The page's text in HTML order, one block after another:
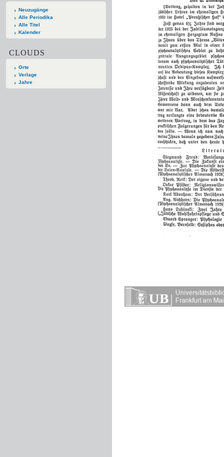
Neuzugänge
Alle Periodika
Alle Titel
Kalender
CLOUDS
Orte
Verlage
Jahre